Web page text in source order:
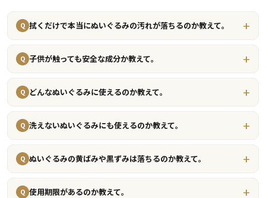
うございました！
Q 拭くだけで本当にぬいぐるみの汚れが落ちるのか教えて。
Q 子供が触っても安全な成分か教えて。
Q どんなぬいぐるみに使えるのか教えて。
Q 洗えないぬいぐるみにも使えるのか教えて。
Q ぬいぐるみの黄ばみや黒ずみは落ちるのか教えて。
Q 使用期限があるのか教えて。